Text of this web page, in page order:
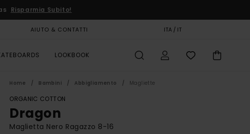
Risparmia Subito!
AIUTO & CONTATTI ITA / IT
LOOKBOOK
Home Bambini Abbigliamento Magliette
ORGANIC COTTON
Dragon
Maglietta Nero Ragazzo 8-16